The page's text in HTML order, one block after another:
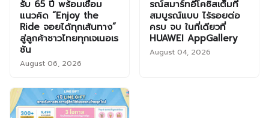
รับ 65 ปี พร้อมเชื่อม
แนวคิด “Enjoy the
Ride จอยได้ทุกเส้นทาง”
สู่ลูกค้าชาวไทยทุกเจเนอเร
ชัน
August 06, 2026
รณ์สมาร์ทอีโคซิสเต็มที่
สมบูรณ์แบบ ไร้รอยต่อ
ครบ จบ ในที่เดียวที่
HUAWEI AppGallery
August 04, 2026